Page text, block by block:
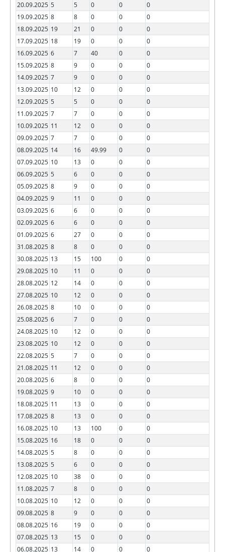
20.09.2025 5 5 0 0
0
19.09.2025 8 8 0 0
0
18.09.2025 19 21 0 0
0
17.09.2025 18 19 0 0
0
16.09.2025 6 7 40 0
0
15.09.2025 8 9 0 0
0
14.09.2025 7 9 0 0
0
13.09.2025 10 12 0 0
0
12.09.2025 5 5 0 0
0
11.09.2025 7 7 0 0
0
10.09.2025 11 12 0 0
0
09.09.2025 7 7 0 0
0
08.09.2025 14 16 49.99 0
0
07.09.2025 10 13 0 0
0
06.09.2025 5 6 0 0
0
05.09.2025 8 9 0 0
0
04.09.2025 9 11 0 0
0
03.09.2025 6 6 0 0
0
02.09.2025 6 6 0 0
0
01.09.2025 6 27 0 0
0
31.08.2025 8 8 0 0
0
30.08.2025 13 15 100 0
0
29.08.2025 10 11 0 0
0
28.08.2025 12 14 0 0
0
27.08.2025 10 12 0 0
0
26.08.2025 8 10 0 0
0
25.08.2025 6 7 0 0
0
24.08.2025 10 12 0 0
0
23.08.2025 10 12 0 0
0
22.08.2025 5 7 0 0
0
21.08.2025 11 12 0 0
0
20.08.2025 6 8 0 0
0
19.08.2025 9 10 0 0
0
18.08.2025 11 13 0 0
0
17.08.2025 8 13 0 0
0
16.08.2025 10 13 100 0
0
15.08.2025 16 18 0 0
0
14.08.2025 5 8 0 0
0
13.08.2025 5 6 0 0
0
12.08.2025 10 38 0 0
0
11.08.2025 7 8 0 0
0
10.08.2025 10 12 0 0
0
09.08.2025 8 9 0 0
0
08.08.2025 16 19 0 0
0
07.08.2025 13 15 0 0
0
06.08.2025 13 14 0 0 0